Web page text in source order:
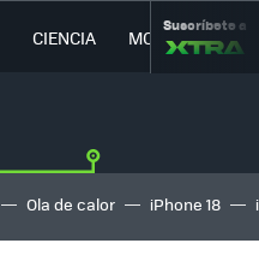
CIENCIA MOVILIDAD
Suscríbete a
Ola de calor iPhone 18